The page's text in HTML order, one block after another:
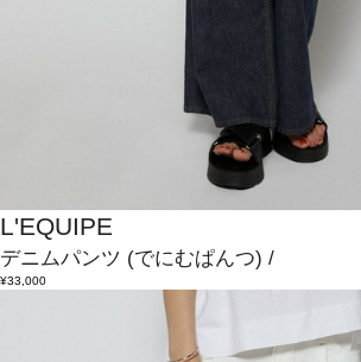
L'EQUIPE
デニムパンツ (でにむぱんつ) /
¥33,000